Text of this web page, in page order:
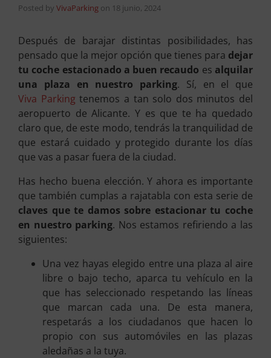
Posted by VivaParking on 18 junio, 2024
Después de barajar distintas posibilidades, has
pensado que la mejor opción que tienes para dejar
tu coche estacionado a buen recaudo es alquilar
una plaza en nuestro parking. Sí, en el que
Viva Parking tenemos a tan solo dos minutos del
aeropuerto de Alicante. Y es que te ha quedado
claro que, de este modo, tendrás la tranquilidad de
que estará cuidado y protegido durante los días
que vas a pasar fuera de la ciudad.
Has hecho buena elección. Y ahora es importante
que también cumplas a rajatabla con esta serie de
claves que te damos sobre estacionar tu coche
en nuestro parking. Nos estamos refiriendo a las
siguientes:
Una vez hayas elegido entre una plaza al aire
libre o bajo techo, aparca tu vehículo en la
que has seleccionado respetando las líneas
que marcan cada una. De esta manera,
respetarás a los ciudadanos que hacen lo
propio con sus automóviles en las plazas
aledañas a la tuya.